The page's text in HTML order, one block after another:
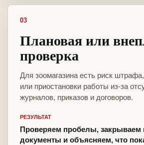
03
Плановая или
проверка
Для зоомагазина есть риск
или приостановки работы из-за
журналов, приказов и договоров.
РЕЗУЛЬТАТ
Проверяем пробелы, закрываем
документы и объясняем, что